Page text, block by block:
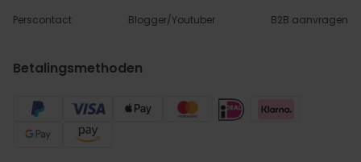
Perscontact Blogger/Youtuber B2B aanvragen
Betalingsmethoden